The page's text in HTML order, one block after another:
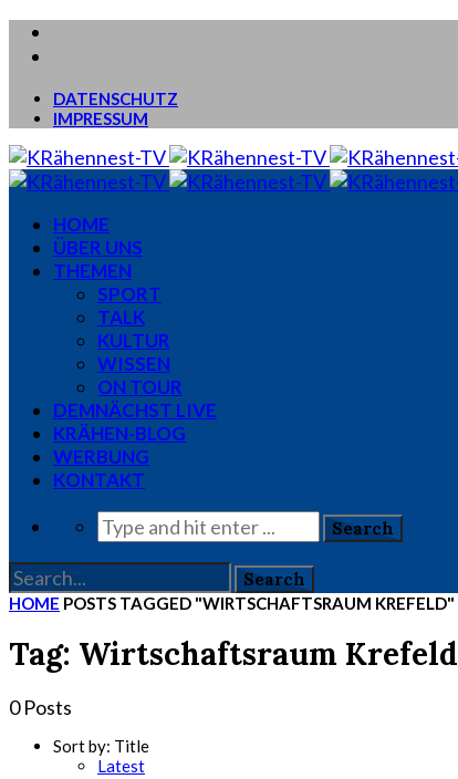
DATENSCHUTZ
IMPRESSUM
HOME
ÜBER UNS
THEMEN
SPORT
TALK
KULTUR
WISSEN
ON TOUR
DEMNÄCHST LIVE
KRÄHEN-BLOG
WERBUNG
KONTAKT
HOME POSTS TAGGED "WIRTSCHAFTSRAUM KREFELD"
Tag: Wirtschaftsraum Krefeld
0 Posts
Sort by: Title
Latest